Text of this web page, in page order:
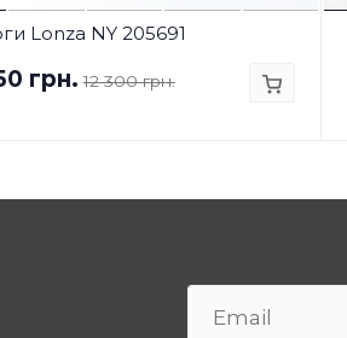
Lonza NY 205691
грн. 12 300 грн.